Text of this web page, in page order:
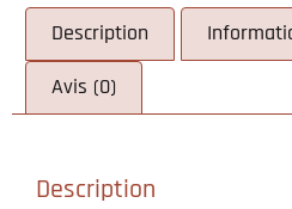
Description
Avis (0)
Description